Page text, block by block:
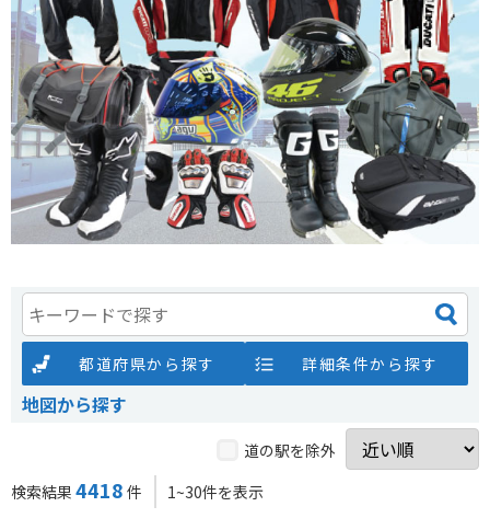
都道府県から探す 詳細条件から探す
地図から探す
道の駅を除外
検索結果 4418 件 1~30件を表示